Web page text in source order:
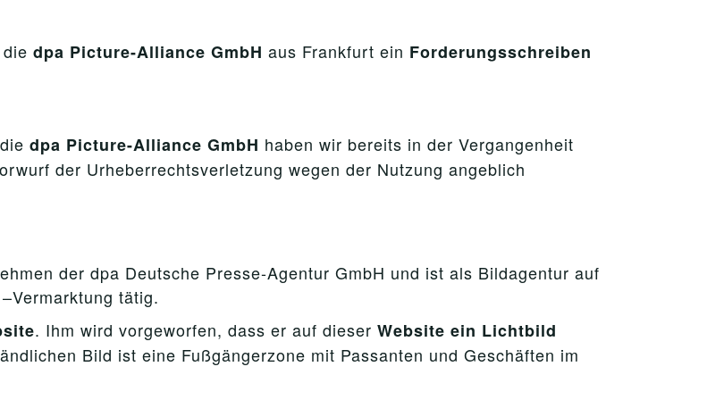
dpa Picture-Alliance GmbH aus Frankfurt ein Forderungsschreiben
dpa Picture-Alliance GmbH haben wir bereits in der Vergangenheit
der Urheberrechtsverletzung wegen der Nutzung angeblich
der dpa Deutsche Presse-Agentur GmbH und ist als Bildagentur auf
tätig.
. Ihm wird vorgeworfen, dass er auf dieser Website ein Lichtbild
Bild ist eine Fußgängerzone mit Passanten und Geschäften im